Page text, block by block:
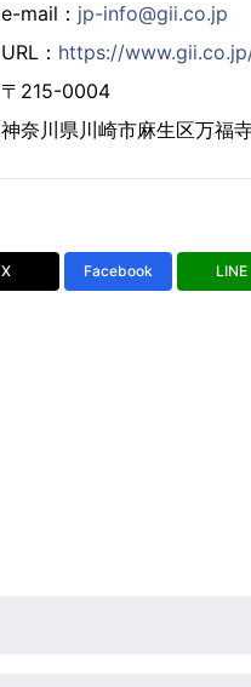
e-mail： jp-info@gii.co.jp
URL： https://
〒215-0004
神奈川県川崎市麻生区万福
X Facebook LINE